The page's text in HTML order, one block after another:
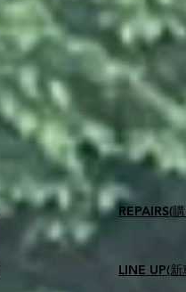
​REPAIRS(
LINE UP(